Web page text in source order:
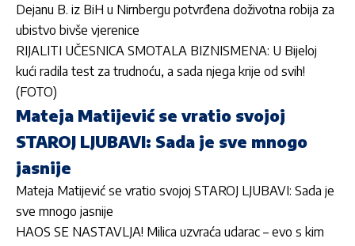
Dejanu B. iz BiH u Nirnbergu potvrđena doživotna robija za
ubistvo bivše vjerenice
RIJALITI UČESNICA SMOTALA BIZNISMENA: U Bijeloj
kući radila test za trudnoću, a sada njega krije od svih!
(FOTO)
Mateja Matijević se vratio svojoj
STAROJ LJUBAVI: Sada je sve mnogo
jasnije
Mateja Matijević se vratio svojoj STAROJ LJUBAVI: Sada je
sve mnogo jasnije
HAOS SE NASTAVLJA! Milica uzvraća udarac – evo s kim